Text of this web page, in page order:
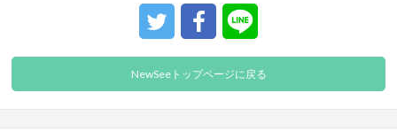
NewSeeトップページに戻る